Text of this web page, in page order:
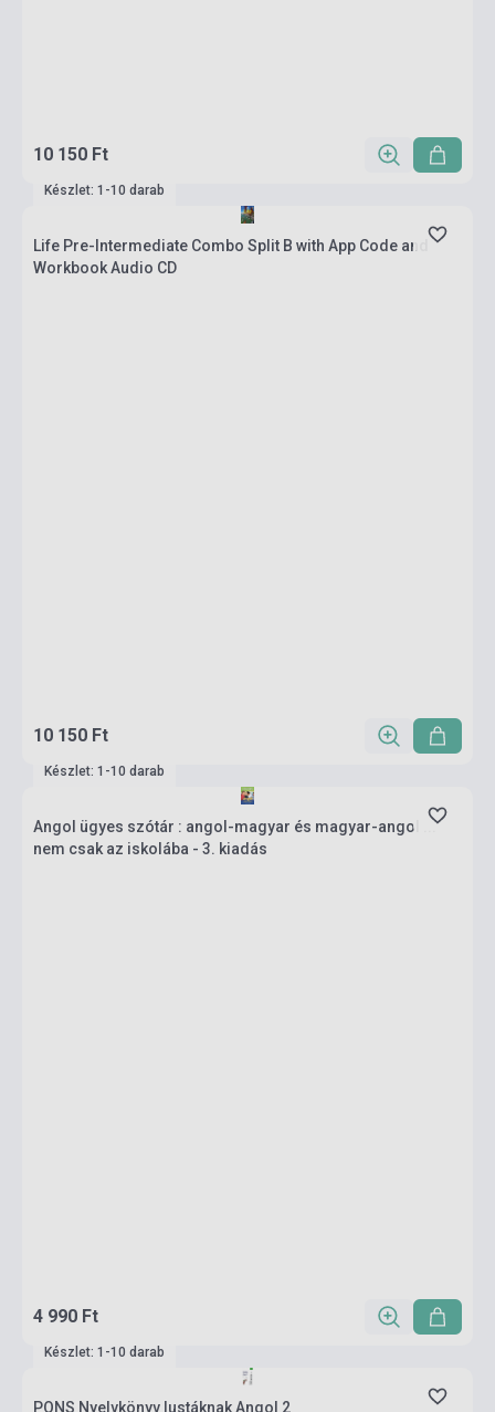
10 150 Ft
Készlet: 1-10 darab
Life Pre-Intermediate Combo Split B with App Code and
Workbook Audio CD
10 150 Ft
Készlet: 1-10 darab
Angol ügyes szótár : angol-magyar és magyar-angol ...
nem csak az iskolába - 3. kiadás
4 990 Ft
Készlet: 1-10 darab
PONS Nyelvkönyv lustáknak Angol 2